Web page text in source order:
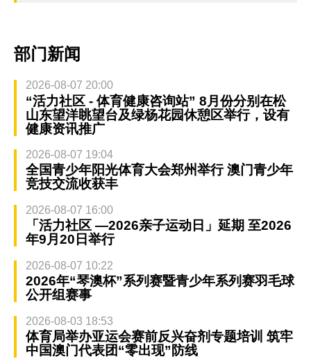
部门新闻
2026-08-07 20:00
“活力社区 - 体育健康咨询站” 8月份分别在松
山东望洋眺望台及绿杨花园休憩区举行，设有
健康资讯推广
2026-08-07 19:04
全国青少年阳光体育大会郑州举行 澳门青少年
竞技交流收获丰
2026-08-07 16:00
「活力社区 —2026亲子运动日」延期 至2026
年9月20日举行
2026-08-07 10:22
2026年“琴澳杯”系列赛暨青少年系列赛羽毛球
公开组赛事
2026-08-03 18:53
体育局举办亚运会赛前反兴奋剂专题培训 筑牢
中国澳门代表团“零出现”防线